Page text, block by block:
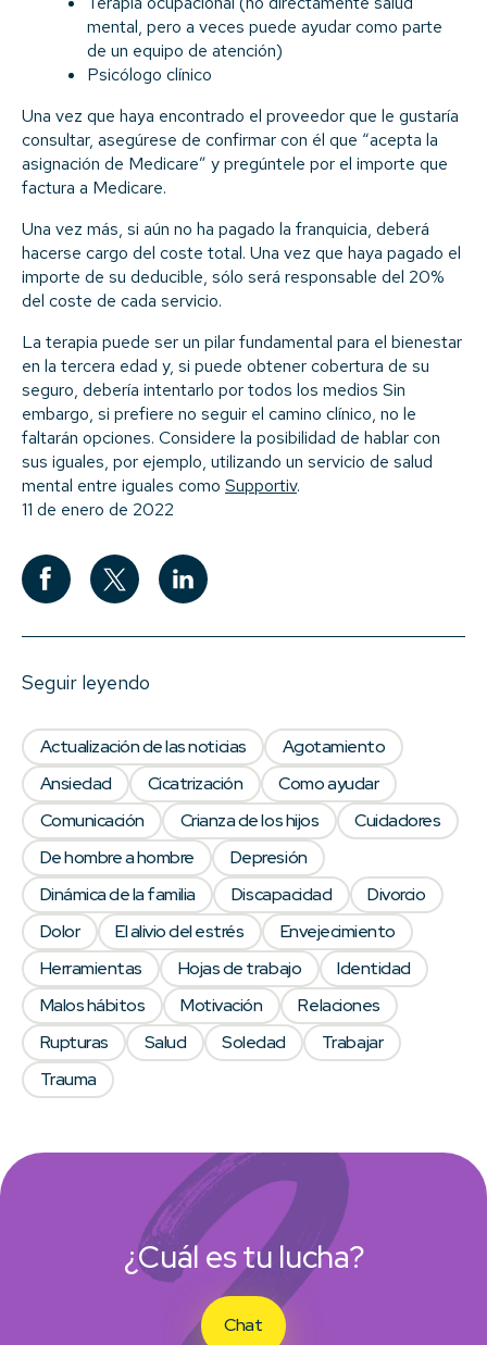
¿Cuál es tu lucha?
Chat
mental, pero a veces puede ayudar como parte
de un equipo de atención)
Psicólogo clínico
Una vez que haya encontrado el proveedor que le gustaría
consultar, asegúrese de confirmar con él que “acepta la
asignación de Medicare” y pregúntele por el importe que
factura a Medicare.
Una vez más, si aún no ha pagado la franquicia, deberá
hacerse cargo del coste total. Una vez que haya pagado el
importe de su deducible, sólo será responsable del 20%
del coste de cada servicio.
La terapia puede ser un pilar fundamental para el bienestar
en la tercera edad y, si puede obtener cobertura de su
seguro, debería intentarlo por todos los medios Sin
embargo, si prefiere no seguir el camino clínico, no le
faltarán opciones. Considere la posibilidad de hablar con
sus iguales, por ejemplo, utilizando un servicio de salud
mental entre iguales como Supportiv.
11 de enero de 2022
Seguir leyendo
Actualización de las noticias
Agotamiento
Ansiedad
Cicatrización
Como ayudar
Comunicación
Crianza de los hijos
Cuidadores
De hombre a hombre
Depresión
Dinámica de la familia
Discapacidad
Divorcio
Dolor
El alivio del estrés
Envejecimiento
Herramientas
Hojas de trabajo
Identidad
Malos hábitos
Motivación
Relaciones
Rupturas
Salud Soledad
Trabajar
Trauma